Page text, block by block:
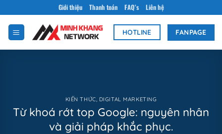
dung
Giới thiệu Thanh toán FAQ’s Liên hệ
HOTLINE FANPAGE
KIẾN THỨC, DIGITAL MARKETING
Từ khoá rớt top Google: nguyên nhân
và giải pháp khắc phục.